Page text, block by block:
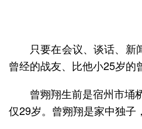
只要在会议、谈话、新
曾经的战友、比他小25岁的
曾翙翔生前是宿州市埇
仅29岁。曾翙翔是家中独子